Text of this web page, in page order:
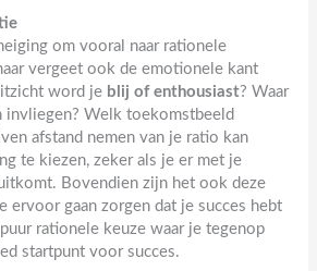
om vooral naar rationele
vergeet ook de emotionele kant
word je blij of enthousiast? Waar
invliegen? Welk toekomstbeeld
afstand nemen van je ratio kan
te kiezen, zeker als je er met je
Bovendien zijn het ook deze
ervoor gaan zorgen dat je succes hebt
rationele keuze waar je tegenop
startpunt voor succes.